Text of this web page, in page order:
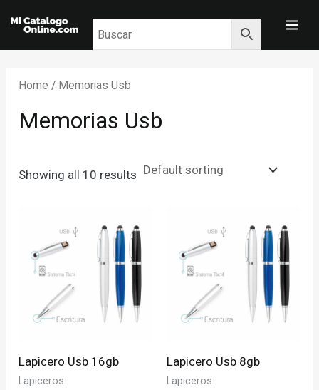
content
Home / Memorias Usb
Memorias Usb
Showing all 10 results
Lapicero Usb 16gb
Lapiceros
Lapicero Usb 8gb
Lapiceros